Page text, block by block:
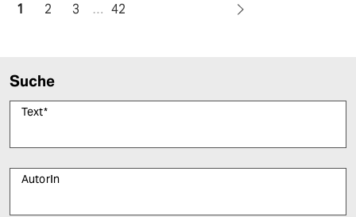
1 2 3 … 42
Suche
Text*
AutorIn